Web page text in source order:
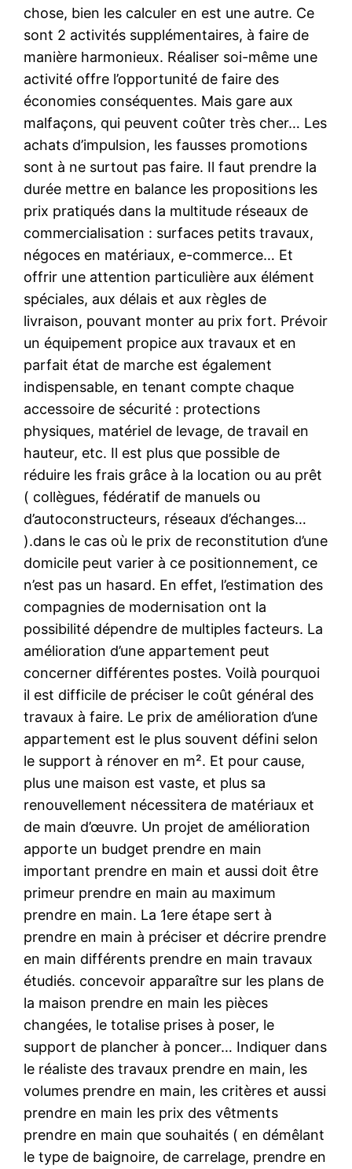
chose, bien les calculer en est une autre. Ce
sont 2 activités supplémentaires, à faire de
manière harmonieux. Réaliser soi-même une
activité offre l’opportunité de faire des
économies conséquentes. Mais gare aux
malfaçons, qui peuvent coûter très cher… Les
achats d’impulsion, les fausses promotions
sont à ne surtout pas faire. Il faut prendre la
durée mettre en balance les propositions les
prix pratiqués dans la multitude réseaux de
commercialisation : surfaces petits travaux,
négoces en matériaux, e-commerce… Et
offrir une attention particulière aux élément
spéciales, aux délais et aux règles de
livraison, pouvant monter au prix fort. Prévoir
un équipement propice aux travaux et en
parfait état de marche est également
indispensable, en tenant compte chaque
accessoire de sécurité : protections
physiques, matériel de levage, de travail en
hauteur, etc. Il est plus que possible de
réduire les frais grâce à la location ou au prêt
( collègues, fédératif de manuels ou
d’autoconstructeurs, réseaux d’échanges…
).dans le cas où le prix de reconstitution d’une
domicile peut varier à ce positionnement, ce
n’est pas un hasard. En effet, l’estimation des
compagnies de modernisation ont la
possibilité dépendre de multiples facteurs. La
amélioration d’une appartement peut
concerner différentes postes. Voilà pourquoi
il est difficile de préciser le coût général des
travaux à faire. Le prix de amélioration d’une
appartement est le plus souvent défini selon
le support à rénover en m². Et pour cause,
plus une maison est vaste, et plus sa
renouvellement nécessitera de matériaux et
de main d’œuvre. Un projet de amélioration
apporte un budget prendre en main
important prendre en main et aussi doit être
primeur prendre en main au maximum
prendre en main. La 1ere étape sert à
prendre en main à préciser et décrire prendre
en main différents prendre en main travaux
étudiés. concevoir apparaître sur les plans de
la maison prendre en main les pièces
changées, le totalise prises à poser, le
support de plancher à poncer… Indiquer dans
le réaliste des travaux prendre en main, les
volumes prendre en main, les critères et aussi
prendre en main les prix des vêtments
prendre en main que souhaités ( en démêlant
le type de baignoire, de carrelage, prendre en